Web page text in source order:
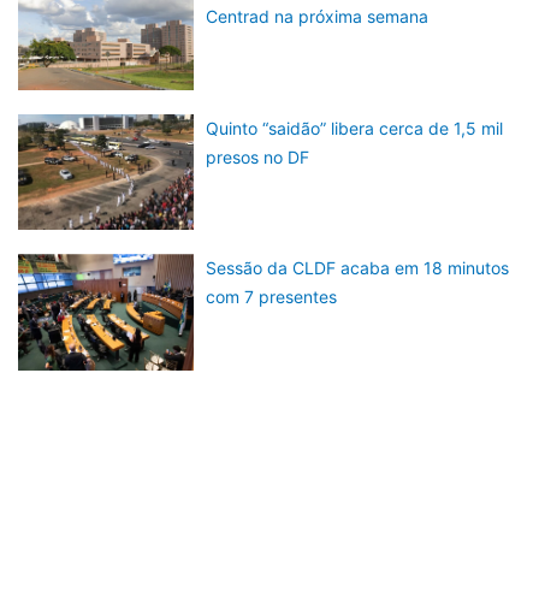
Centrad na próxima semana
Quinto “saidão” libera cerca de 1,5 mil
presos no DF
Sessão da CLDF acaba em 18 minutos
com 7 presentes